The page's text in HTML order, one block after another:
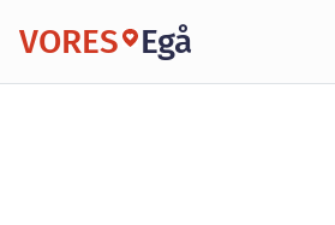
VORES Egå